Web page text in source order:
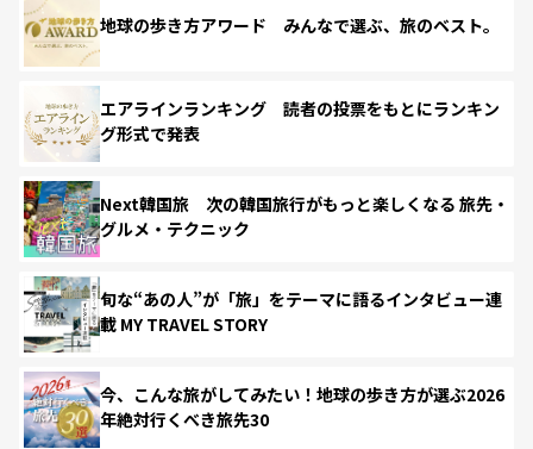
地球の歩き方アワード みんなで選ぶ、旅のベスト。
エアラインランキング 読者の投票をもとにランキン
グ形式で発表
Next韓国旅 次の韓国旅行がもっと楽しくなる 旅先・
グルメ・テクニック
旬な“あの人”が「旅」をテーマに語るインタビュー連
載 MY TRAVEL STORY
今、こんな旅がしてみたい！地球の歩き方が選ぶ2026
年絶対行くべき旅先30